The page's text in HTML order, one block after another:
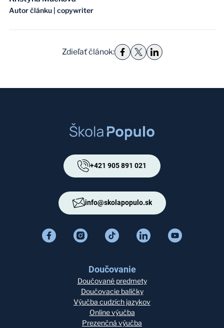
Autor článku| copywriter
Zdieľať článok:
+421 905 891 021
info@skolapopulo.sk
Doučovanie
Doučované predmety
Doučovacie balíčky
Výučba cudzích jazykov
Online výučba
Prezenčná výučba